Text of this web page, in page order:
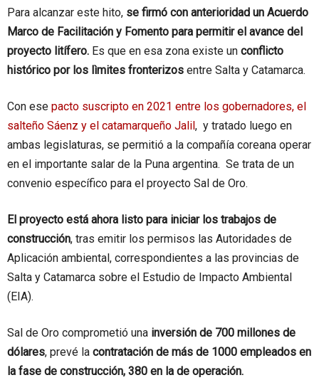
Para alcanzar este hito, se firmó con anterioridad un Acuerdo
Marco de Facilitación y Fomento para permitir el avance del
proyecto litífero. Es que en esa zona existe un conflicto
histórico por los lìmites fronterizos entre Salta y Catamarca.
Con ese pacto suscripto en 2021 entre los gobernadores, el
salteño Sáenz y el catamarqueño Jalil, y tratado luego en
ambas legislaturas, se permitió a la compañía coreana operar
en el importante salar de la Puna argentina. Se trata de un
convenio específico para el proyecto Sal de Oro.
El proyecto está ahora listo para iniciar los trabajos de
construcción, tras emitir los permisos las Autoridades de
Aplicación ambiental, correspondientes a las provincias de
Salta y Catamarca sobre el Estudio de Impacto Ambiental
(EIA).
Sal de Oro comprometió una inversión de 700 millones de
dólares, prevé la contratación de más de 1000 empleados en
la fase de construcción, 380 en la de operación.